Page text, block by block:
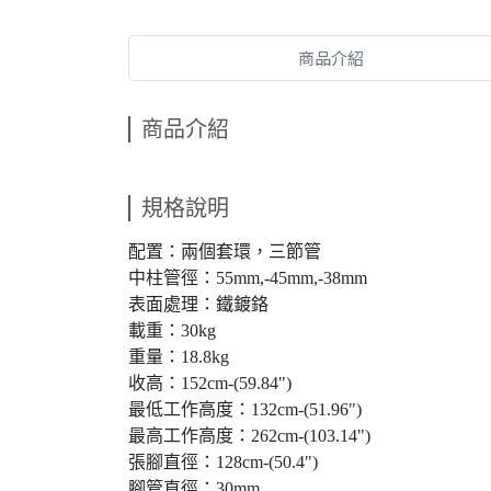
商品介紹
商品介紹
規格說明
配置：兩個套環，三節管
中柱管徑：55mm,-45mm,-38mm
表面處理：鐵鍍鉻
載重：30kg
重量：18.8kg
收高：152cm-(59.84")
最低工作高度：132cm-(51.96")
最高工作高度：262cm-(103.14")
張腳直徑：128cm-(50.4")